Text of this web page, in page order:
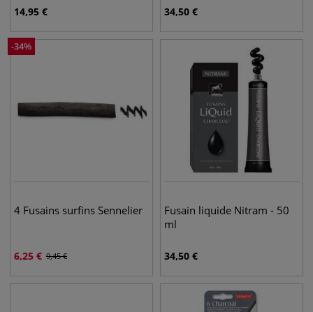
14,95 € 34,50 €
-34%
4 Fusains surfins Sennelier
6,25 € 9,45€
Fusain liquide Nitram - 50
ml
34,50 €